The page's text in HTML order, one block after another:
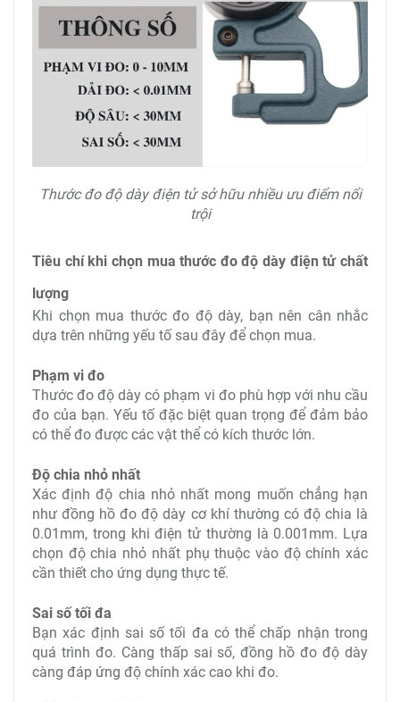
Thước đo độ dày điện tử sở hữu nhiều ưu điểm nổi
trội
Tiêu chí khi chọn mua thước đo độ dày điện tử chất
lượng
Khi chọn mua thước đo độ dày, bạn nên cân nhắc
dựa trên những yếu tố sau đây để chọn mua.
Phạm vi đo
Thước đo độ dày có phạm vi đo phù hợp với nhu cầu
đo của bạn. Yếu tố đặc biệt quan trọng để đảm bảo
có thể đo được các vật thể có kích thước lớn.
Độ chia nhỏ nhất
Xác định độ chia nhỏ nhất mong muốn chẳng hạn
như đồng hồ đo độ dày cơ khí thường có độ chia là
0.01mm, trong khi điện tử thường là 0.001mm. Lựa
chọn độ chia nhỏ nhất phụ thuộc vào độ chính xác
cần thiết cho ứng dụng thực tế.
Sai số tối đa
Bạn xác định sai số tối đa có thể chấp nhận trong
quá trình đo. Càng thấp sai số, đồng hồ đo độ dày
càng đáp ứng độ chính xác cao khi đo.